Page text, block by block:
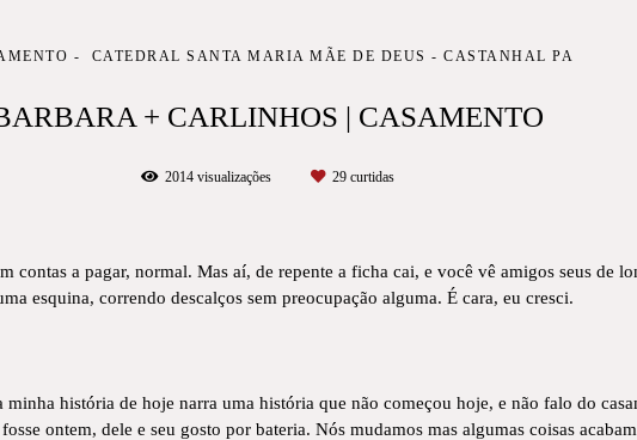
CATEDRAL SANTA MARIA MÃE DE DEUS - CASTANHAL PA
+ CARLINHOS | CASAMENTO
2014 visualizações 29 curtidas
contas a pagar, normal. Mas aí, de repente a ficha cai, e você vê amigos seus de
esquina, correndo descalços sem preocupação alguma. É cara, eu cresci.
minha história de hoje narra uma história que não começou hoje, e não falo do
ontem, dele e seu gosto por bateria. Nós mudamos mas algumas coisas